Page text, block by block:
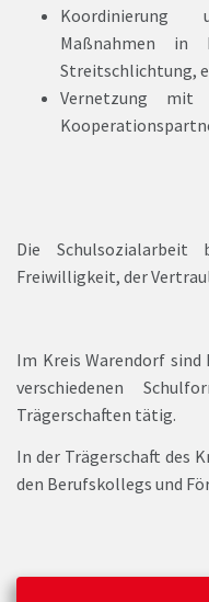
Koordinierung
Maßnahmen in
Streitschlichtung,
Vernetzung mit
Die
Freiwilligkeit, der
Im Kreis Warendorf sind
verschiedenen
Trägerschaften tätig.
In der Trägerschaft des
den Berufskollegs und